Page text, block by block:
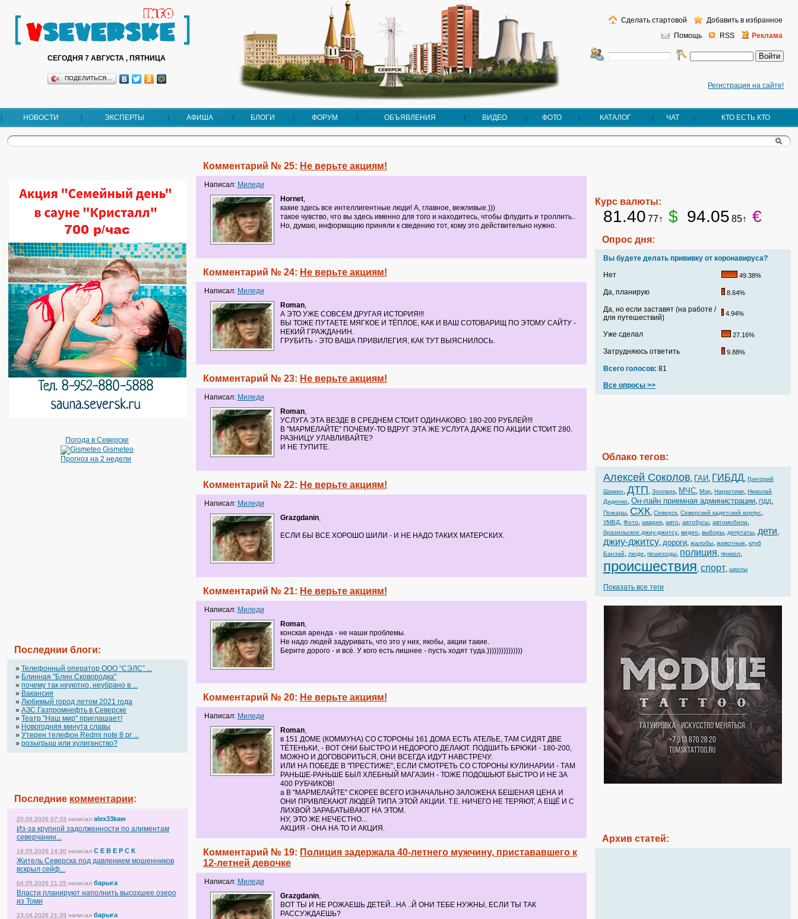
СЕГОДНЯ 7 АВГУСТА , ПЯТНИЦА
ПОДЕЛИТЬСЯ…
Регистрация на сайте!
Помощь RSS Реклама
Сделать стартовой Добавить в избранное
НОВОСТИ ЭКСПЕРТЫ АФИША БЛОГИ ФОРУМ ОБЪЯВЛЕНИЯ ВИДЕО ФОТО КАТАЛОГ ЧАТ КТО ЕСТЬ КТО
Погода в Северске
Gismeteo
Прогноз на 2 недели
Последнии блоги:
» Телефонный оператор OOO “СЭЛС” ...
» Блинная "Блин.Сковородка"
» почему так неуютно, неубрано в ...
» Вакансия
» Любимый город летом 2021 года
» АЗС Газпромнефть в Северске
» Театр "Наш мир" приглашает!
» Новогодняя минута славы
» Утерен телефон Redmi note 8 pr ...
» розыгрыш или хулиганство?
Последние комментарии:
20.06.2026 07:33 написал alex33kaw
Из-за крупной задолженности по алиментам
северчанин...
19.05.2026 14:30 написал С Е В Е Р С К
Житель Северска под давлением мошенников
вскрыл сейф...
04.05.2026 21:25 написал барыга
Власти планируют наполнить высохшее озеро
из Томи
23.04.2026 21:39 написал барыга
Комментарий № 25: Не верьте акциям!
Написал: Миледи
Hornet,
какие здесь все интеллигентные люди! А, главное, вежливые.)))
такое чувство, что вы здесь именно для того и находитесь, чтобы флудить и троллить..
Но, думаю, информацию приняли к сведению тот, кому это действительно нужно.
Комментарий № 24: Не верьте акциям!
Написал: Миледи
Roman,
А ЭТО УЖЕ СОВСЕМ ДРУГАЯ ИСТОРИЯ!!!
ВЫ ТОЖЕ ПУТАЕТЕ МЯГКОЕ И ТЁПЛОЕ, КАК И ВАШ СОТОВАРИЩ ПО ЭТОМУ САЙТУ -
НЕКИЙ ГРАЖДАНИН.
ГРУБИТЬ - ЭТО ВАША ПРИВИЛЕГИЯ, КАК ТУТ ВЫЯСНИЛОСЬ.
Комментарий № 23: Не верьте акциям!
Написал: Миледи
Roman,
УСЛУГА ЭТА ВЕЗДЕ В СРЕДНЕМ СТОИТ ОДИНАКОВО: 180-200 РУБЛЕЙ!!!
В "МАРМЕЛАЙТЕ" ПОЧЕМУ-ТО ВДРУГ ЭТА ЖЕ УСЛУГА ДАЖЕ ПО АКЦИИ СТОИТ 280.
РАЗНИЦУ УЛАВЛИВАЙТЕ?
И НЕ ТУПИТЕ.
Комментарий № 22: Не верьте акциям!
Написал: Миледи
Grazgdanin,
ЕСЛИ БЫ ВСЕ ХОРОШО ШИЛИ - И НЕ НАДО ТАКИХ МАТЕРСКИХ.
Комментарий № 21: Не верьте акциям!
Написал: Миледи
Roman,
конская аренда - не наши проблемы.
Не надо людей задуривать, что это у них, якобы, акции такие.
Берите дорого - и всё. У кого есть лишнее - пусть ходят туда.)))))))))))))))
Комментарий № 20: Не верьте акциям!
Написал: Миледи
Roman,
в 151 ДОМЕ (КОММУНА) СО СТОРОНЫ 161 ДОМА ЕСТЬ АТЕЛЬЕ, ТАМ СИДЯТ ДВЕ
ТЁТЕНЬКИ, - ВОТ ОНИ БЫСТРО И НЕДОРОГО ДЕЛАЮТ. ПОДШИТЬ БРЮКИ - 180-200,
МОЖНО И ДОГОВОРИТЬСЯ, ОНИ ВСЕГДА ИДУТ НАВСТРЕЧУ.
ИЛИ НА ПОБЕДЕ В "ПРЕСТИЖЕ", ЕСЛИ СМОТРЕТЬ СО СТОРОНЫ КУЛИНАРИИ - ТАМ
РАНЬШЕ-РАНЬШЕ БЫЛ ХЛЕБНЫЙ МАГАЗИН - ТОЖЕ ПОДОШЬЮТ БЫСТРО И НЕ ЗА
400 РУБЧИКОВ!
а В "МАРМЕЛАЙТЕ" СКОРЕЕ ВСЕГО ИЗНАЧАЛЬНО ЗАЛОЖЕНА БЕШЕНАЯ ЦЕНА И
ОНИ ПРИВЛЕКАЮТ ЛЮДЕЙ ТИПА ЭТОЙ АКЦИИ. Т.Е. НИЧЕГО НЕ ТЕРЯЮТ, А ЕЩЁ И С
ЛИХВОЙ ЗАРАБАТЫВАЮТ НА ЭТОМ.
НУ, ЭТО ЖЕ НЕЧЕСТНО...
АКЦИЯ - ОНА НА ТО И АКЦИЯ.
Комментарий № 19: Полиция задержала 40-летнего мужчину, пристававшего к
12-летней девочке
Написал: Миледи
Grazgdanin,
ВОТ ТЫ И НЕ РОЖАЕШЬ ДЕТЕЙ...НА ..Й ОНИ ТЕБЕ НУЖНЫ, ЕСЛИ ТЫ ТАК
РАССУЖДАЕШЬ?
Курс валюты:
81.40 77↑ $ 94.05 85↑ €
Опрос дня:
Вы будете делать прививку от коронавируса?
Нет
49.38%
Да, планирую 8.64%
Да, но если заставят (на работе /
для путешествий)
4.94%
Уже сделал 27.16%
Затрудняюсь ответить 9.88%
Всего голосов: 81
Все опросы >>
Облако тегов:
Алексей Соколов, ГАИ, ГИБДД, Григорий
Шамин, ДТП, Зоопарк, МЧС, Мэр, Наркотики, Николай
Диденко, Он-лайн приемная администрации, ПДД,
Пожары, СХК, Северск, Северский кадетский корпус,
УМВД, Фото, авария, авто, автобусы, автомобили,
бразильское джиу-джитсу, видео, выборы, депутаты, дети,
джиу-джитсу, дороги, жалобы, животные, клуб
Банзай, люди, пешеходы, полиция, прикол,
происшествия, спорт, школы
Показать все теги
Архив статей: